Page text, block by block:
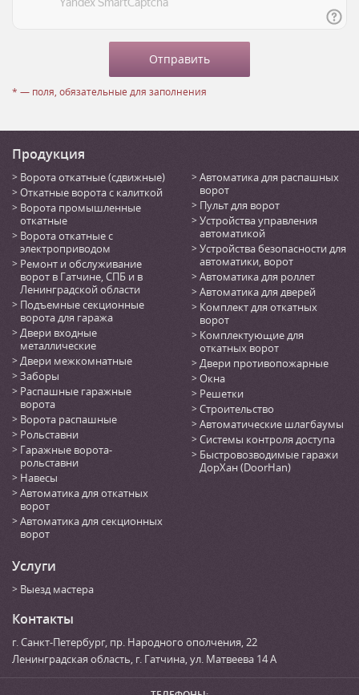
* — поля, обязательные для заполнения
Продукция
Ворота откатные (сдвижные)
Откатные ворота с калиткой
Ворота промышленные
откатные
Ворота откатные с
электроприводом
Ремонт и обслуживание
ворот в Гатчине, СПБ и в
Ленинградской области
Подъемные секционные
ворота для гаража
Двери входные
металлические
Двери межкомнатные
Заборы
Распашные гаражные
ворота
Ворота распашные
Рольставни
Гаражные ворота-
рольставни
Навесы
Автоматика для откатных
ворот
Автоматика для секционных
ворот
Автоматика для распашных
ворот
Пульт для ворот
Устройства управления
автоматикой
Устройства безопасности для
автоматики, ворот
Автоматика для роллет
Автоматика для дверей
Комплект для откатных
ворот
Комплектующие для
откатных ворот
Двери противопожарные
Окна
Решетки
Строительство
Автоматические шлагбаумы
Системы контроля доступа
Быстровозводимые гаражи
ДорХан (DoorHan)
Услуги
Выезд мастера
Контакты
г. Санкт-Петербург, пр. Народного ополчения, 22
Ленинградская область, г. Гатчина,ул. Матвеева 14 А